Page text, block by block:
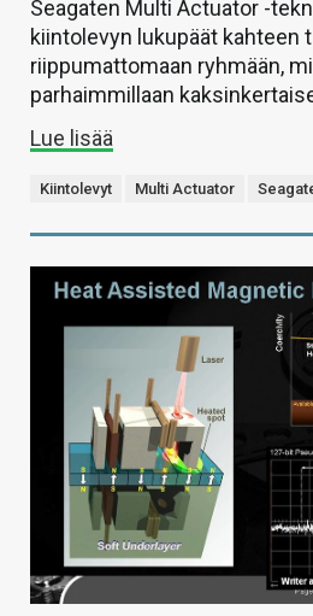
Seagaten Multi Actuator -
kiintolevyn lukupäät kahteen
riippumattomaan ryhmään,
parhaimmillaan
Lue lisää
Kiintolevyt Multi Actuator